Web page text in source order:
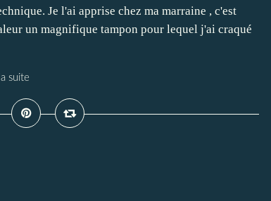
Je l'ai apprise chez ma marraine , c'est
un magnifique tampon pour lequel j'ai craqué
suite